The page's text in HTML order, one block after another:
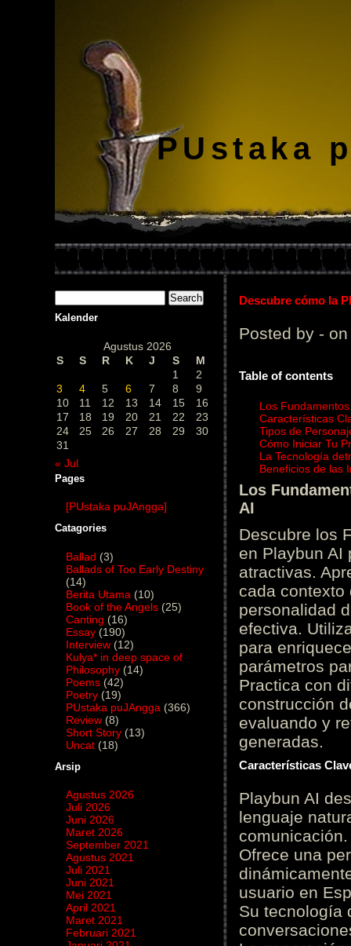
PUstaka
Kalender
Agustus 2026
S
S R K J S
M
1
2
3
4 5 6 7 8
9
10
11 12 13 14 15
16
17
18 19 20 21 22
23
24
25 26 27 28 29
30
31
« Jul
Pages
[PUstaka puJAngga]
Catagories
Ballad (3)
Ballads of Too Early Destiny
(14)
Berita Utama (10)
Book of the Angels (25)
Canting (16)
Essay (190)
Interview (12)
Kulya* in deep space of
Philosophy (14)
Poems (42)
Poetry (19)
PUstaka puJAngga (366)
Review (8)
Short Story (13)
Uncat (18)
Arsip
Agustus 2026
Juli 2026
Juni 2026
Maret 2026
September 2021
Agustus 2021
Juli 2021
Juni 2021
Mei 2021
April 2021
Maret 2021
Februari 2021
Descubre cómo la
Posted by - on
Table of contents
Los
Características
Tipos de
Cómo Iniciar Tu
La Tecnología
Beneficios de las
Los
AI
Descubre los
en Playbun AI
atractivas.
cada contexto
personalidad
efectiva.
para
parámetros
Practica con
construcción
evaluando y
generadas.
Características
Playbun AI
lenguaje
comunicación.
Ofrece una
usuario en
Su tecnología